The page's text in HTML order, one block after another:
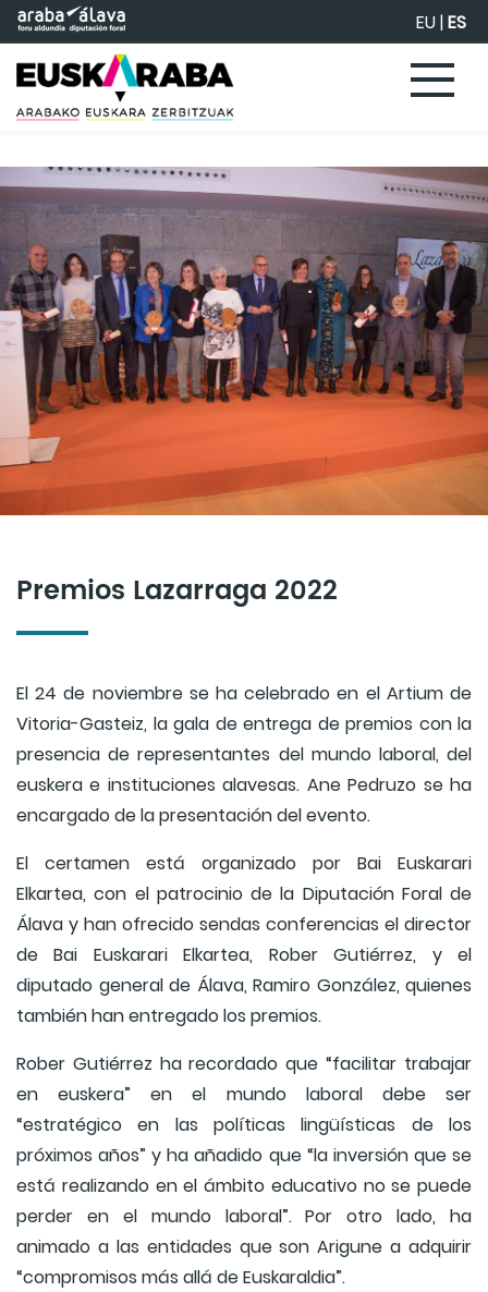
Saltar al contenido principal EU|ES
Premios Lazarraga 2022
El 24 de noviembre se ha celebrado en el Artium de
Vitoria-Gasteiz, la gala de entrega de premios con la
presencia de representantes del mundo laboral, del
euskera e instituciones alavesas. Ane Pedruzo se ha
encargado de la presentación del evento.
El certamen está organizado por Bai Euskarari
Elkartea, con el patrocinio de la Diputación Foral de
Álava y han ofrecido sendas conferencias el director
de Bai Euskarari Elkartea, Rober Gutiérrez, y el
diputado general de Álava, Ramiro González, quienes
también han entregado los premios.
Rober Gutiérrez ha recordado que “facilitar trabajar
en euskera” en el mundo laboral debe ser
“estratégico en las políticas lingüísticas de los
próximos años” y ha añadido que “la inversión que se
está realizando en el ámbito educativo no se puede
perder en el mundo laboral”. Por otro lado, ha
animado a las entidades que son Arigune a adquirir
“compromisos más allá de Euskaraldia”.